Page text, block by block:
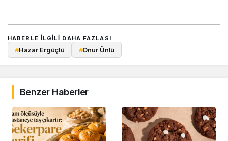
HABERLE ILGILI DAHA FAZLASI
#Hazar Ergüçlü #Onur Ünlü
Benzer Haberler